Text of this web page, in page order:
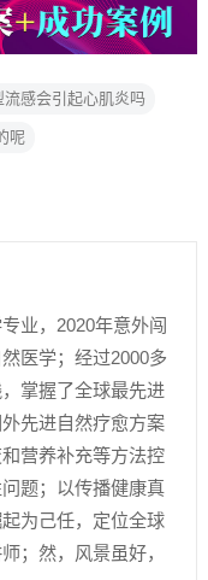
流感会引起心肌炎吗
呢
业，2020年意外闯
医学；经过2000多
掌握了全球最先进
先进自然疗愈方案
营养补充等方法控
题；以传播健康真
为己任，定位全球
；然，风景虽好，